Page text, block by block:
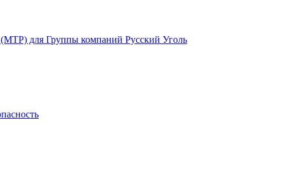
(МТР) для Группы компаний Русский Уголь